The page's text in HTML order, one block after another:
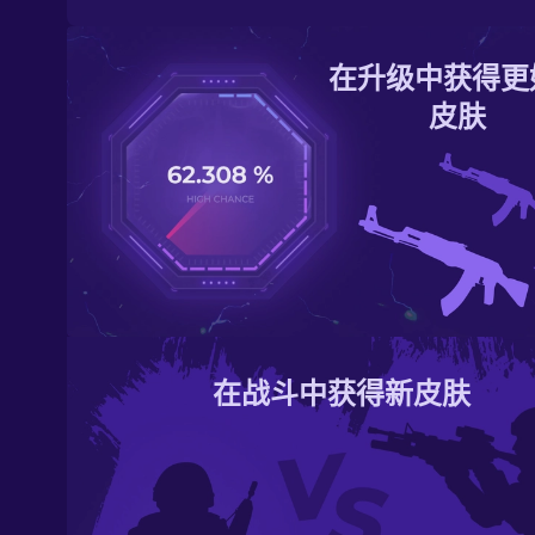
在升级中获得
皮肤
在战斗中获得新皮肤